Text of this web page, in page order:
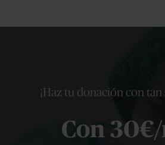
¡Haz tu donación con tan
Con